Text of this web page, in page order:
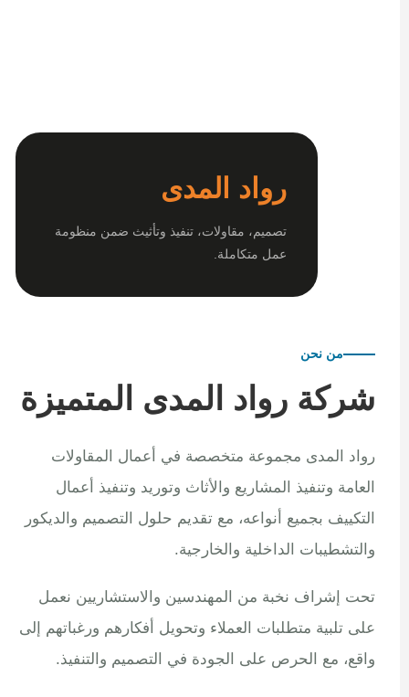
رواد المدى
تصميم، مقاولات، تنفيذ وتأثيث ضمن منظومة
عمل متكاملة.
من نحن
شركة رواد المدى المتميزة
رواد المدى مجموعة متخصصة في أعمال المقاولات
العامة وتنفيذ المشاريع والأثاث وتوريد وتنفيذ أعمال
التكييف بجميع أنواعه، مع تقديم حلول التصميم والديكور
والتشطيبات الداخلية والخارجية.
تحت إشراف نخبة من المهندسين والاستشاريين نعمل
على تلبية متطلبات العملاء وتحويل أفكارهم ورغباتهم إلى
واقع، مع الحرص على الجودة في التصميم والتنفيذ.